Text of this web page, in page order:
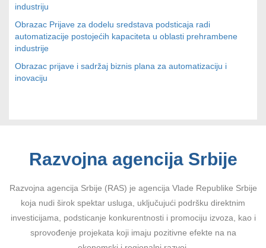
industriju
Obrazac Prijave za dodelu sredstava podsticaja radi
automatizacije postojećih kapaciteta u oblasti prehrambene
industrije
Obrazac prijave i sadržaj biznis plana za automatizaciju i
inovaciju
Razvojna agencija Srbije
Razvojna agencija Srbije (RAS) je agencija Vlade Republike Srbije
koja nudi širok spektar usluga, uključujući podršku direktnim
investicijama, podsticanje konkurentnosti i promociju izvoza, kao i
sprovođenje projekata koji imaju pozitivne efekte na na